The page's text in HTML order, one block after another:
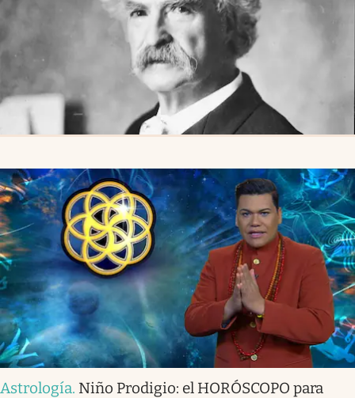
Astrología. Niño Prodigio: el HORÓSCOPO para